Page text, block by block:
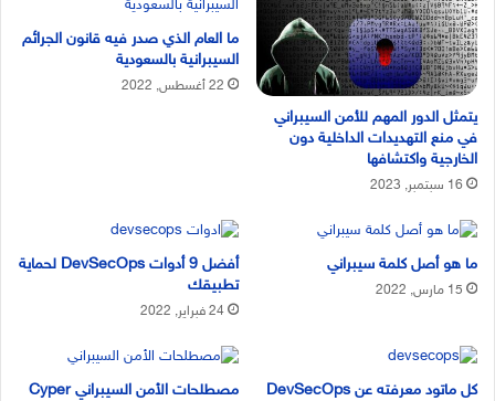
يتمثل الدور المهم للأمن السيبراني
في منع التهديدات الداخلية دون
الخارجية واكتشافها
16 سبتمبر, 2023
ما العام الذي صدر فيه قانون الجرائم
السيبرانية بالسعودية
22 أغسطس, 2022
ما هو أصل كلمة سيبراني
15 مارس, 2022
أفضل 9 أدوات DevSecOps لحماية
تطبيقك
24 فبراير, 2022
كل ماتود معرفته عن DevSecOps مصطلحات الأمن السيبراني Cyper